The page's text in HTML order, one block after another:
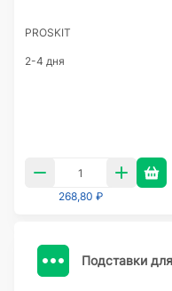
PROSKIT
2-4 дня
268,80 ₽
Подставки